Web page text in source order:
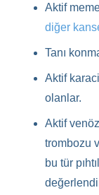
Aktif
diğer
Tanı
Aktif
olanlar.
Aktif
trombozu
bu tür